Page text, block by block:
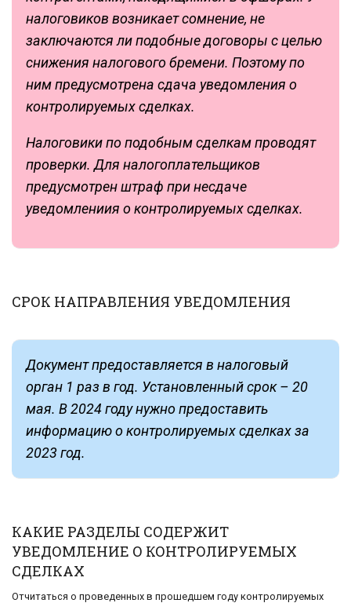
налоговиков возникает сомнение, не
заключаются ли подобные договоры с целью
снижения налогового бремени. Поэтому по
ним предусмотрена сдача уведомления о
контролируемых сделках.
Налоговики по подобным сделкам проводят
проверки. Для налогоплательщиков
предусмотрен штраф при несдаче
уведомлениия о контролируемых сделках.
СРОК НАПРАВЛЕНИЯ УВЕДОМЛЕНИЯ
Документ предоставляется в налоговый
орган 1 раз в год. Установленный срок – 20
мая. В 2024 году нужно предоставить
информацию о контролируемых сделках за
2023 год.
КАКИЕ РАЗДЕЛЫ СОДЕРЖИТ
УВЕДОМЛЕНИЕ О КОНТРОЛИРУЕМЫХ
СДЕЛКАХ
Отчитаться о проведенных в прошедшем году контролируемых